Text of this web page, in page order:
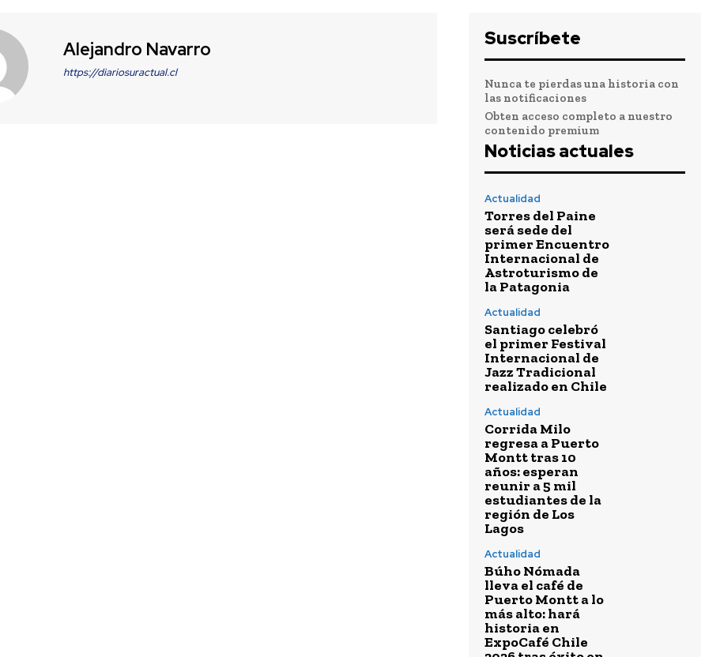
Alejandro Navarro
https://diariosuractual.cl
Suscríbete
Nunca te pierdas una historia con
las notificaciones
Obten acceso completo a nuestro
contenido premium
Noticias actuales
Actualidad
Torres del Paine
será sede del
primer Encuentro
Internacional de
Astroturismo de
la Patagonia
Actualidad
Santiago celebró
el primer Festival
Internacional de
Jazz Tradicional
realizado en Chile
Actualidad
Corrida Milo
regresa a Puerto
Montt tras 10
años: esperan
reunir a 5 mil
estudiantes de la
región de Los
Lagos
Actualidad
Búho Nómada
lleva el café de
Puerto Montt a lo
más alto: hará
historia en
ExpoCafé Chile